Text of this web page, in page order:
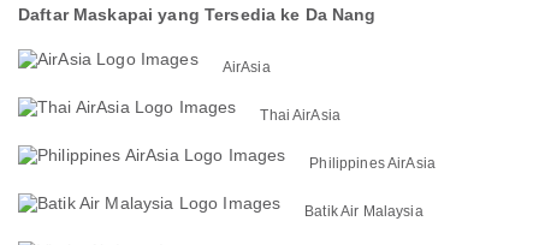
Daftar Maskapai yang Tersedia ke Da Nang
AirAsia
Thai AirAsia
Philippines AirAsia
Batik Air Malaysia